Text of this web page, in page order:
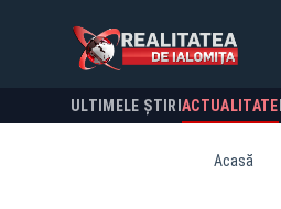
ULTIMELE ȘTIRI ACTUALITATE
Acasă